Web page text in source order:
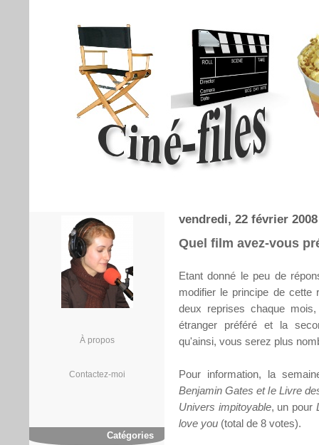
À propos
Contactez-moi
Catégories
vendredi, 22 février 2008
Quel film avez-vous
Etant donné le peu de
modifier le principe de cette
deux reprises chaque
étranger préféré et la
qu'ainsi, vous serez plus
Pour information, la
Benjamin Gates et le Livre
Univers impitoyable, un pour
love you (total de 8 votes).